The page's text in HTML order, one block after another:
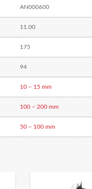
AN000600
11.00
175
94
10 – 15 mm
100 – 200 mm
50 – 100 mm